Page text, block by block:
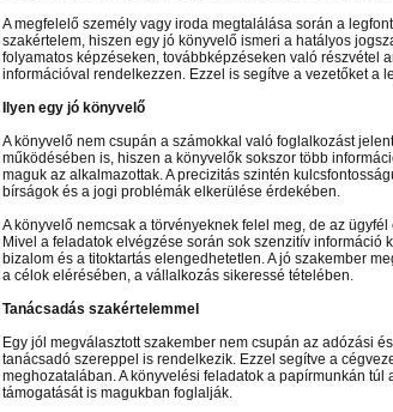
A megfelelő személy vagy iroda megtalálása során a
szakértelem, hiszen egy jó könyvelő ismeri a hatályos
folyamatos képzéseken, továbbképzéseken való részvétel
információval rendelkezzen. Ezzel is segítve a vezetőket a
Ilyen egy jó könyvelő
A könyvelő nem csupán a számokkal való foglalkozást
működésében is, hiszen a könyvelők sokszor több
maguk az alkalmazottak. A precizitás szintén
bírságok és a jogi problémák elkerülése érdekében.
A könyvelő nemcsak a törvényeknek felel meg, de az
Mivel a feladatok elvégzése során sok szenzitív információ
bizalom és a titoktartás elengedhetetlen. A jó szakember
a célok elérésében, a vállalkozás sikeressé tételében.
Tanácsadás szakértelemmel
Egy jól megválasztott szakember nem csupán az adózási
tanácsadó szereppel is rendelkezik. Ezzel segítve a
meghozatalában. A könyvelési feladatok a papírmunkán
támogatását is magukban foglalják.